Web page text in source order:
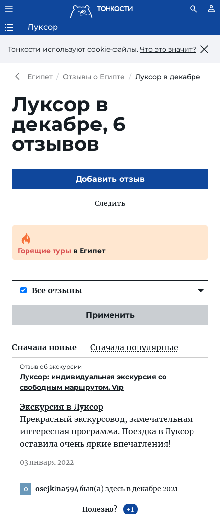
Тонкости используют сookie-файлы. Что это значит?
Луксор
Египет Отзывы о Египте Луксор в декабре
Луксор в
декабре, 6
отзывов
Добавить отзыв
Следить
Горящие туры в Египет
Все отзывы
Применить
Сначала новые Сначала популярные
Отзыв об экскурсии
Луксор: индивидуальная экскурсия со
свободным маршрутом. Vip
Экскурсия в Луксор
Прекрасный экскурсовод, замечательная
интересная программа. Поездка в Луксор
оставила очень яркие впечатления!
03 января 2022
o osejkina594был(а) здесь в декабре 2021
Полезно? 1